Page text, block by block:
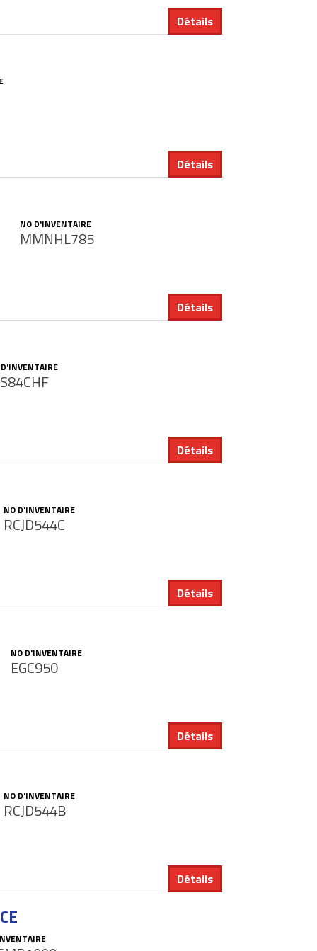
Détails
Détails
Détails
NO D'INVENTAIRE
MMNHL785
Détails
Détails
NO D'INVENTAIRE
RCJD544C
Détails
NO D'INVENTAIRE
EGC950
Détails
NO D'INVENTAIRE
RCJD544B